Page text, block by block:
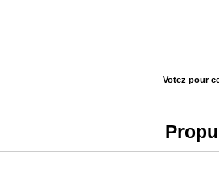
Votez pour